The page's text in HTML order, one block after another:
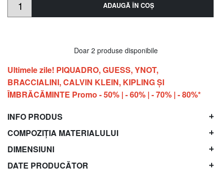
ADAUGĂ ÎN COŞ
Doar 2 produse disponibile
Ultimele zile! PIQUADRO, GUESS, YNOT,
BRACCIALINI, CALVIN KLEIN, KIPLING ŞI
ÎMBRĂCĂMINTE Promo - 50% | - 60% | - 70% | - 80%*
INFO PRODUS
COMPOZIȚIA MATERIALULUI
DIMENSIUNI
DATE PRODUCĂTOR